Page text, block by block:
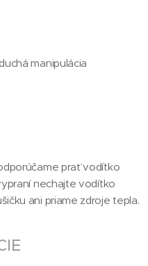
manipulácia
prať vodítko
nechajte vodítko
ani priame zdroje tepla.